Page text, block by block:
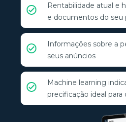
Rentabilidade atual e
e documentos do seu
Informações sobre a
seus anúncios
Machine learning
precificação ideal para